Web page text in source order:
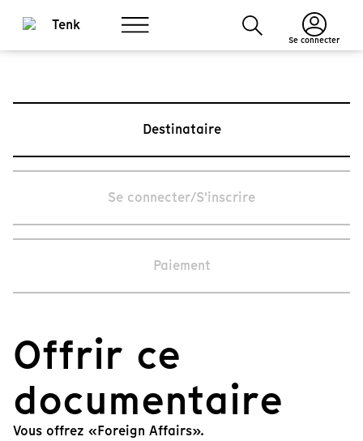
Se connecter
Destinataire
Se connecter/S'inscrire
Paiement
Offrir ce
documentaire
Vous offrez «Foreign Affairs».